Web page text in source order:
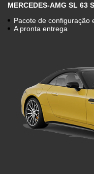
MERCEDES-AMG SL 63
Pacote de configuração
A pronta entrega